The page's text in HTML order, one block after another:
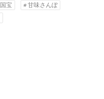
国宝
甘味さんぽ